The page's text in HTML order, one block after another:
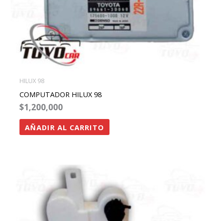
HILUX 98
COMPUTADOR HILUX 98
$1,200,000
AÑADIR AL CARRITO